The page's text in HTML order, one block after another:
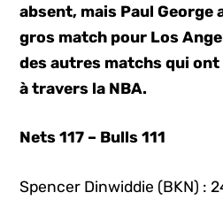
absent, mais Paul George
gros match pour Los
des autres matchs qui ont
à travers la NBA.
Nets 117 – Bulls 111
Spencer Dinwiddie (BKN) :